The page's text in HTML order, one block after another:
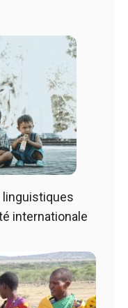
internationale